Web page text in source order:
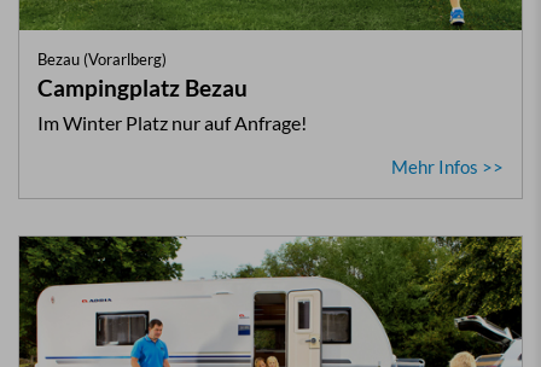
Bezau (Vorarlberg)
Campingplatz Bezau
Im Winter Platz nur auf Anfrage!
Mehr Infos >>